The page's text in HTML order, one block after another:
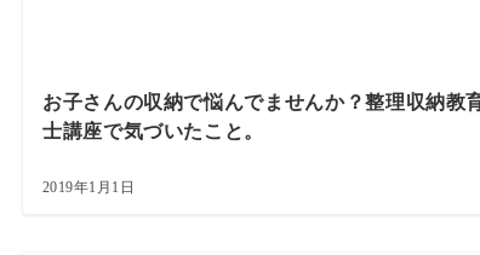
お子さんの収納で悩んでませんか？整理収納教
士講座で気づいたこと。
2019年1月1日